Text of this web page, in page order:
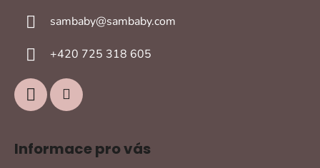
sambaby@sambaby.com
+420 725 318 605
Informace pro vás